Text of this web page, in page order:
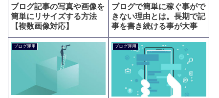
ブログ記事の写真や画像を
簡単にリサイズする方法
【複数画像対応】
ブログで簡単に稼ぐ事がで
きない理由とは。長期で記
事を書き続ける事が大事
ブログ運用 ブログ運用